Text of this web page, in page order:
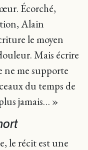
Écorché,
Alain
le moyen
Mais écrire
ne me supporte
du temps de
jamais… »
le récit est une